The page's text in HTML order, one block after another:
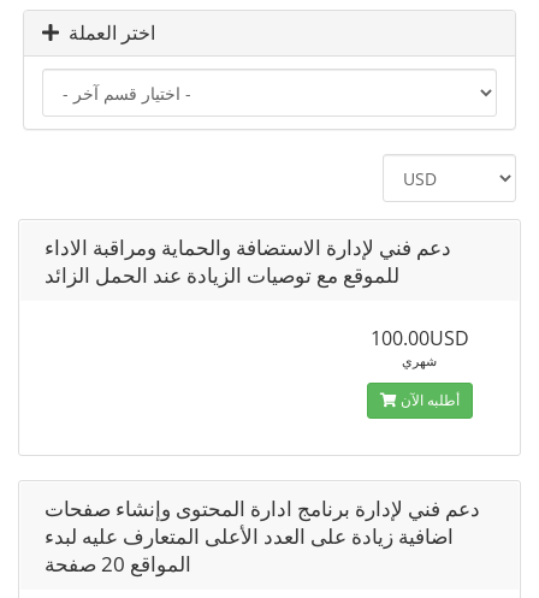
اختر العملة
دعم فني لإدارة الاستضافة والحماية ومراقبة الاداء
للموقع مع توصيات الزيادة عند الحمل الزائد
100.00USD
شهري
أطلبه الآن
دعم فني لإدارة برنامج ادارة المحتوى وإنشاء صفحات
اضافية زيادة على العدد الأعلى المتعارف عليه لبدء
المواقع 20 صفحة